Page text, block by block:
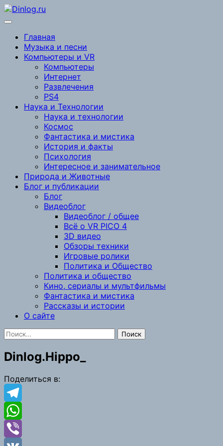
Перейти
к
Главная
Музыка и песни
Компьютеры и VR
Компьютеры
Интернет
Развлечения
PS4
Наука и Технологии
Наука и технологии
Космос
Фантастика и мистика
История и факты
Психология
Интересное и занимательное
Природа и Животные
Блог и публикации
Блог
Видеоблог
Видеоблог / общее
Всё о VR PICO 4
3D видео
Обзоры техники
Игровые ролики
Политика и Общество
Политика и общество
Кино, сериалы и мультфильмы
Фантастика и мистика
Рассказы и истории
О сайте
Найти:
Dinlog.Hippo_
Поделиться в:
Telegram
WhatsApp